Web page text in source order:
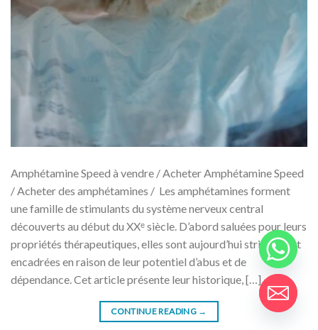
Amphétamine Speed ​​​​à vendre / Acheter Amphétamine Speed
/ Acheter des amphétamines / Les amphétamines forment
une famille de stimulants du système nerveux central
découverts au début du XXᵉ siècle. D’abord saluées pour leurs
propriétés thérapeutiques, elles sont aujourd’hui strictement
encadrées en raison de leur potentiel d’abus et de
dépendance. Cet article présente leur historique, […]
CONTINUE READING →